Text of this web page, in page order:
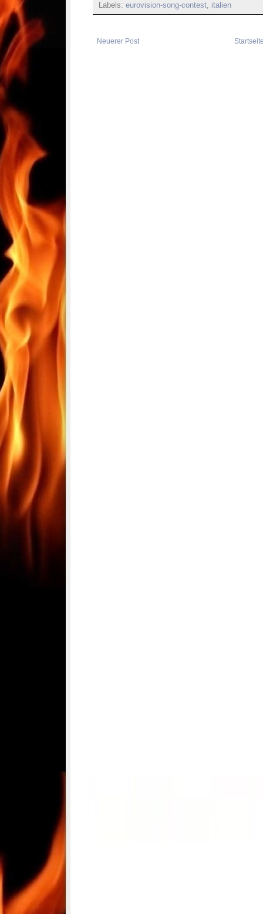
Labels: eurovision-song-contest, italien
Neuerer Post